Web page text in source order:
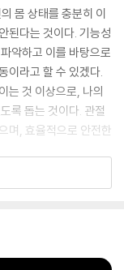
몸 상태를 충분히 이
된다는 것이다. 기능성
악하고 이를 바탕으로
이라고 할 수 있겠다.
는 것 이상으로, 나의
록 돕는 것이다. 관절
며, 효율적으로 안전한
스스로 이해하고 이를
나와 함께 하기 때문
만의 루틴을 만들 수